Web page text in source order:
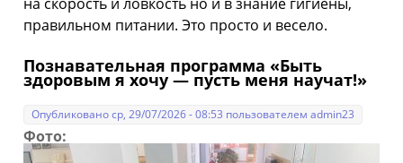
правильном питании. Это просто и весело.
Познавательная программа «Быть
здоровым я хочу — пусть меня научат!»
Опубликовано ср, 29/07/2026 - 08:53 пользователемadmin23
Фото: